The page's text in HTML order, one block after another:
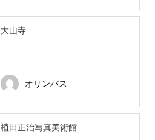
大山寺
オリンパス
植田正治写真美術館